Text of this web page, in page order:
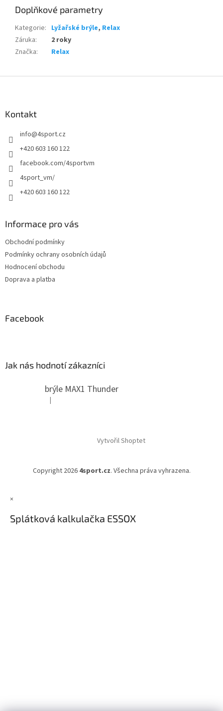
Doplňkové parametry
Kategorie: Lyžařské brýle, Relax
Záruka:
2 roky
Značka: Relax
Kontakt
info@4sport.cz
+420 603 160 122
facebook.com/4sportvm
4sport_vm/
+420 603 160 122
Informace pro vás
Obchodní podmínky
Podmínky ochrany osobních údajů
Hodnocení obchodu
Doprava a platba
Facebook
Jak nás hodnotí zákazníci
brýle MAX1 Thunder
Hodnocení produktu je 5 z 5 hvězdiček.
|
Vytvořil Shoptet
Copyright 2026 4sport.cz. Všechna práva vyhrazena.
×
Splátková kalkulačka ESSOX